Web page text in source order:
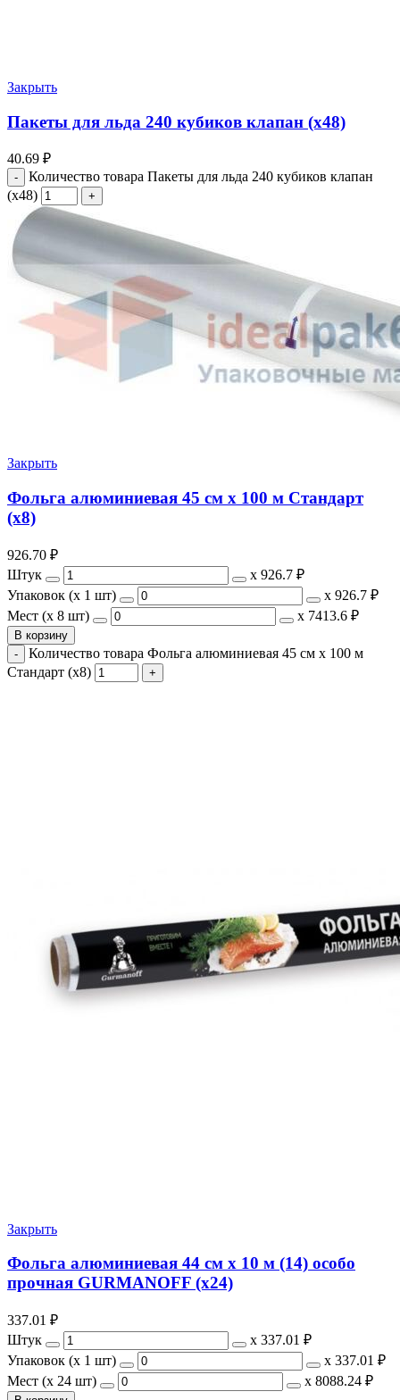
Закрыть
Пакеты для льда 240 кубиков клапан (х48)
40.69 ₽
Количество товара Пакеты для льда 240 кубиков клапан
(х48)
Закрыть
Фольга алюминиевая 45 см х 100 м Стандарт
(х8)
926.70 ₽
Штук
х 926.7 ₽
Упаковок (x 1 шт)
х 926.7 ₽
Мест (x 8 шт)
х 7413.6 ₽
В корзину
Количество товара Фольга алюминиевая 45 см х 100 м
Стандарт (х8)
Закрыть
Фольга алюминиевая 44 см х 10 м (14) особо
прочная GURMANOFF (х24)
337.01 ₽
Штук
х 337.01 ₽
Упаковок (x 1 шт)
х 337.01 ₽
Мест (x 24 шт)
х 8088.24 ₽